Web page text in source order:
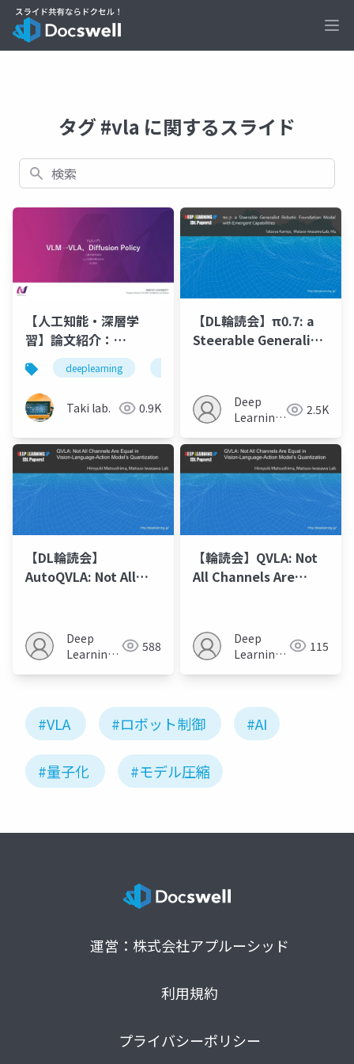
タグ #vla に関するスライド
検索
【人工知能・深層学
習】論文紹介：
VLA(Vision-
Language-Action)モ
デルについてのまとめ
【SayCAN, RT-1, RT-
2, OpneVLA, Diffusion
Policy, π0】
deeplearning
Taki lab. 0.9K
【DL輪読会】π0.7: a
Steerable Generalist
Emergent
Capabilities
Deep
Learning
2.5K
【DL輪読会】
AutoQVLA: Not All
Action Model's
Quantization
Deep
Learning
588
【輪読会】QVLA: Not
All Channels Are
Model’s Quantization
Deep
Learning
115
#VLA #ロボット制御 #AI
#量子化 #モデル圧縮
運営：株式会社アプルーシッド
利用規約
プライバシーポリシー